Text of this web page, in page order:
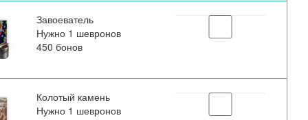
Завоеватель
Нужно 1 шевронов
450 бонов
Колотый камень
Нужно 1 шевронов